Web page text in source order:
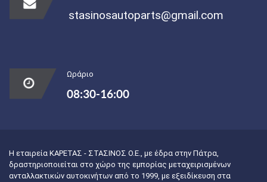
stasinosautoparts@gmail.com
Ωράριο
08:30-16:00
Η εταιρεία ΚΑΡΕΤΑΣ - ΣΤΑΣΙΝΟΣ Ο.Ε., με έδρα στην Πάτρα,
δραστηριοποιείται στο χώρο της εμπορίας μεταχειρισμένων
ανταλλακτικών αυτοκινήτων από το 1999, με εξειδίκευση στα